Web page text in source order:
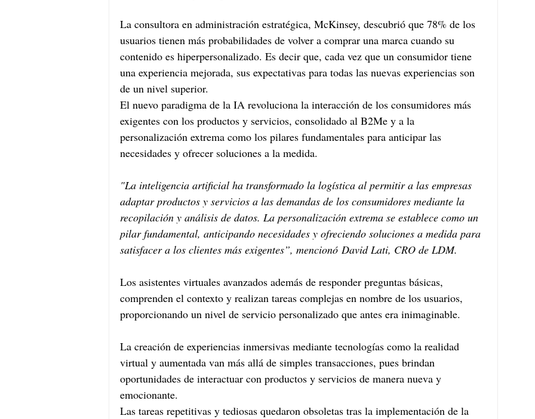
La consultora en administración estratégica, McKinsey, descubrió que 78% de los
usuarios tienen más probabilidades de volver a comprar una marca cuando su
contenido es hiperpersonalizado. Es decir que, cada vez que un consumidor tiene
una experiencia mejorada, sus expectativas para todas las nuevas experiencias son
de un nivel superior.
El nuevo paradigma de la IA revoluciona la interacción de los consumidores más
exigentes con los productos y servicios, consolidado al B2Me y a la
personalización extrema como los pilares fundamentales para anticipar las
necesidades y ofrecer soluciones a la medida.
"La inteligencia artificial ha transformado la logística al permitir a las empresas
adaptar productos y servicios a las demandas de los consumidores mediante la
recopilación y análisis de datos. La personalización extrema se establece como un
pilar fundamental, anticipando necesidades y ofreciendo soluciones a medida para
satisfacer a los clientes más exigentes”, mencionó David Lati, CRO de LDM.
Los asistentes virtuales avanzados además de responder preguntas básicas,
comprenden el contexto y realizan tareas complejas en nombre de los usuarios,
proporcionando un nivel de servicio personalizado que antes era inimaginable.
La creación de experiencias inmersivas mediante tecnologías como la realidad
virtual y aumentada van más allá de simples transacciones, pues brindan
oportunidades de interactuar con productos y servicios de manera nueva y
emocionante.
Las tareas repetitivas y tediosas quedaron obsoletas tras la implementación de la